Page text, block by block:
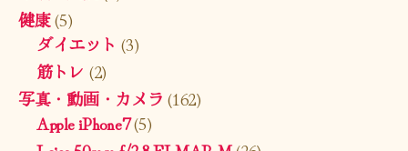
健康(5)
ダイエット (3)
筋トレ (2)
写真・動画・カメラ (162)
Apple iPhone7(5)